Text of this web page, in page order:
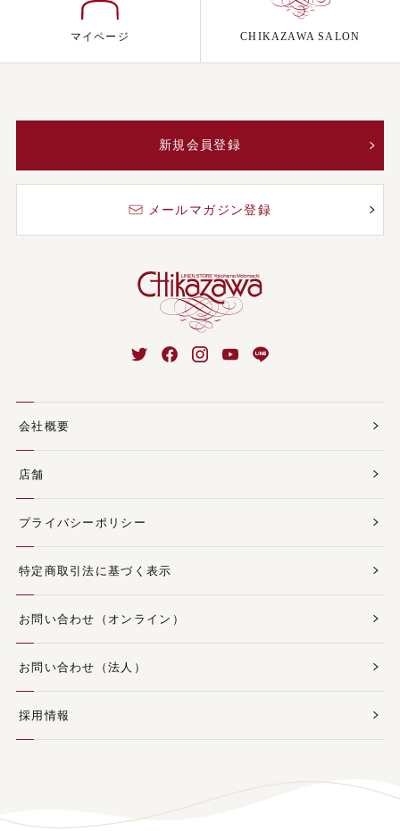
マイページ CHIKAZAWA SALON
新規会員登録
メールマガジン登録
会社概要
店舗
プライバシーポリシー
特定商取引法に基づく表示
お問い合わせ（オンライン）
お問い合わせ（法人）
採用情報